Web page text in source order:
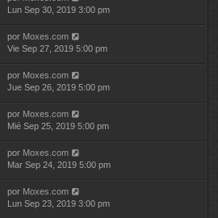
Lun Sep 30, 2019 3:00 pm
por Moxes.com
Vie Sep 27, 2019 5:00 pm
por Moxes.com
Jue Sep 26, 2019 5:00 pm
por Moxes.com
Mié Sep 25, 2019 5:00 pm
por Moxes.com
Mar Sep 24, 2019 5:00 pm
por Moxes.com
Lun Sep 23, 2019 3:00 pm